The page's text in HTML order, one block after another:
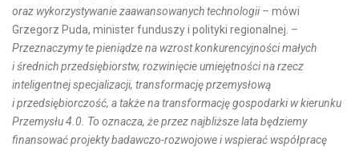
oraz wykorzystywanie zaawansowanych technologii – mówi
Grzegorz Puda, minister funduszy i polityki regionalnej. –
Przeznaczymy te pieniądze na wzrost konkurencyjności małych
i średnich przedsiębiorstw, rozwinięcie umiejętności na rzecz
inteligentnej specjalizacji, transformację przemysłową
i przedsiębiorczość, a także na transformację gospodarki w kierunku
Przemysłu 4.0. To oznacza, że przez najbliższe lata będziemy
finansować projekty badawczo-rozwojowe i wspierać współpracę